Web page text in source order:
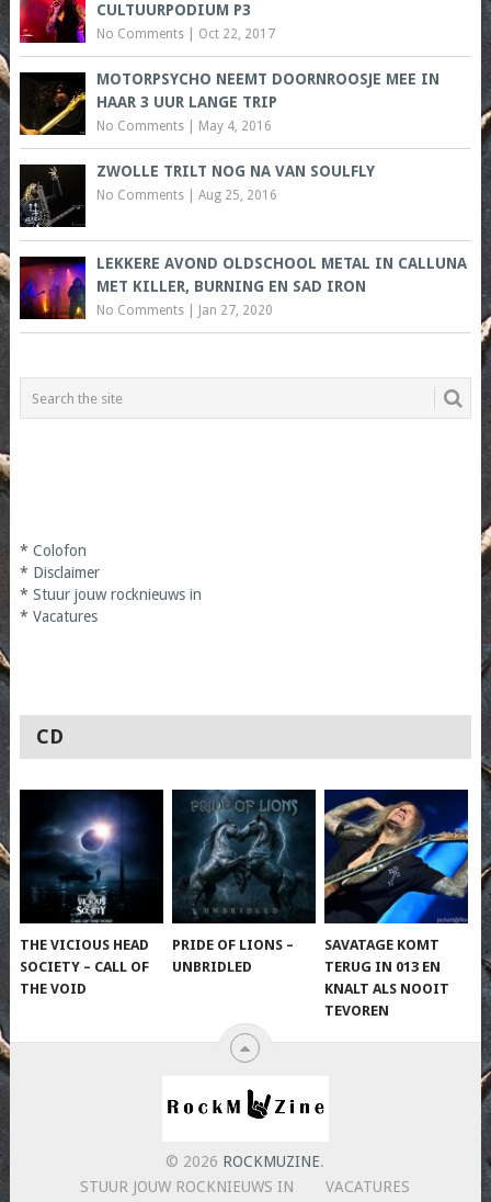
CULTUURPODIUM P3
No Comments| Oct 22, 2017
MOTORPSYCHO NEEMT DOORNROOSJE MEE IN
HAAR 3 UUR LANGE TRIP
No Comments| May 4, 2016
ZWOLLE TRILT NOG NA VAN SOULFLY
No Comments| Aug 25, 2016
LEKKERE AVOND OLDSCHOOL METAL IN CALLUNA
MET KILLER, BURNING EN SAD IRON
No Comments| Jan 27, 2020
* Colofon
* Disclaimer
* Stuur jouw rocknieuws in
* Vacatures
CD
THE VICIOUS HEAD
SOCIETY – CALL OF
THE VOID
PRIDE OF LIONS –
UNBRIDLED
SAVATAGE KOMT
TERUG IN 013 EN
KNALT ALS NOOIT
TEVOREN
© 2026 ROCKMUZINE.
STUUR JOUW ROCKNIEUWS IN
VACATURES